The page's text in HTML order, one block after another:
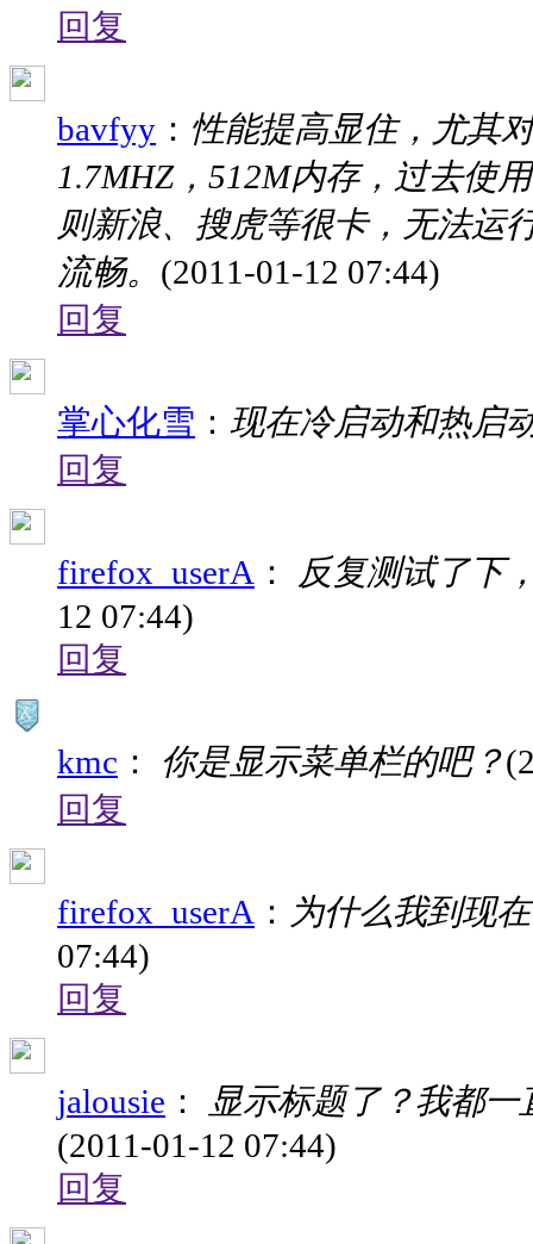
回复
bavfyy ： 性能提高显住，尤其
1.7MHZ，512M内存，过去使
则新浪、搜虎等很卡，无法运
流畅。 (2011-01-12 07:44)
回复
掌心化雪 ： 现在冷启动和热启
回复
firefox_userA ：
反复测试了下
12 07:44)
回复
kmc ： 你是显示菜单栏的吧？
回复
firefox_userA ： 为什么我到现
07:44)
回复
jalousie ：
显示标题了？我都
(2011-01-12 07:44)
回复